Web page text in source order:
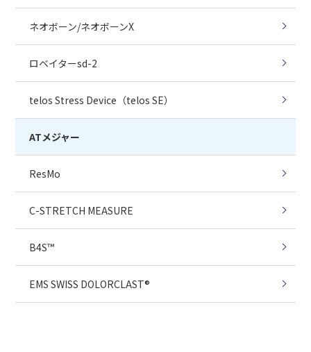
ネオボーン/ネオボーンX
ロベイターsd-2
telos Stress Device（telos SE）
ATメジャー
ResMo
C-STRETCH MEASURE
B4S™
EMS SWISS DOLORCLAST®